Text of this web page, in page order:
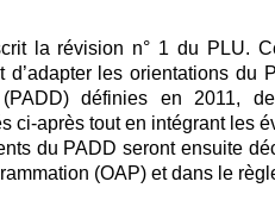
la révision n° 1 du PLU.
d’adapter les orientations du
(PADD) définies en 2011,
ci-après tout en intégrant les
du PADD seront ensuite
(OAP) et dans le